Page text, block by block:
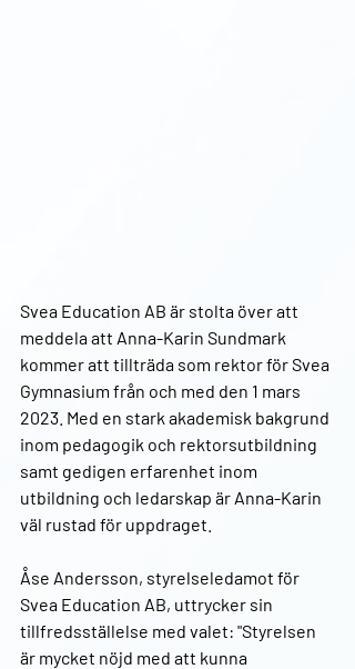
Svea Education AB är stolta över att
meddela att Anna-Karin Sundmark
kommer att tillträda som rektor för Svea
Gymnasium från och med den 1 mars
2023. Med en stark akademisk bakgrund
inom pedagogik och rektorsutbildning
samt gedigen erfarenhet inom
utbildning och ledarskap är Anna-Karin
väl rustad för uppdraget.
Åse Andersson, styrelseledamot för
Svea Education AB, uttrycker sin
tillfredsställelse med valet: "Styrelsen
är mycket nöjd med att kunna